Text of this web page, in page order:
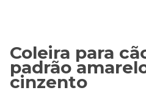
Coleira para
padrão
cinzento